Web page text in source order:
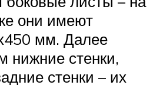
они имеют
мм. Далее
нижние стенки,
стенки – их